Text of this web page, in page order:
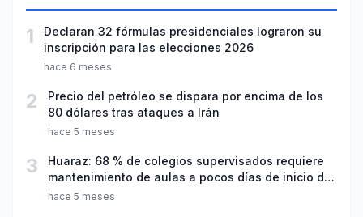
1
Declaran 32 fórmulas presidenciales lograron su
inscripción para las elecciones 2026
hace 6 meses
2
Precio del petróleo se dispara por encima de los
80 dólares tras ataques a Irán
hace 5 meses
3
Huaraz: 68 % de colegios supervisados requiere
mantenimiento de aulas a pocos días de inicio del
año escolar 2026
hace 5 meses